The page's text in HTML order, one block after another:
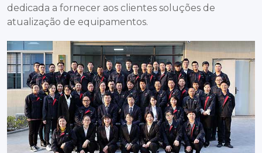
dedicada a fornecer aos clientes soluções de
atualização de equipamentos.